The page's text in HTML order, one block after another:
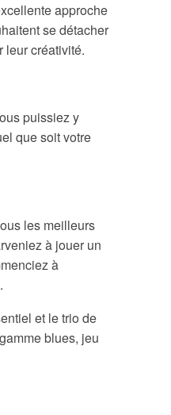
approche
se détacher
leur créativité.
puissiez y
que soit votre
les meilleurs
à jouer un
à
et le trio de
blues, jeu